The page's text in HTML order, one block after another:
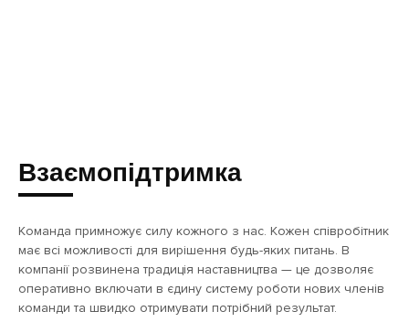
Взаємопідтримка
Команда примножує силу кожного з нас. Кожен співробітник
має всі можливості для вирішення будь-яких питань. В
компанії розвинена традиція наставництва — це дозволяє
оперативно включати в єдину систему роботи нових членів
команди та швидко отримувати потрібний результат.